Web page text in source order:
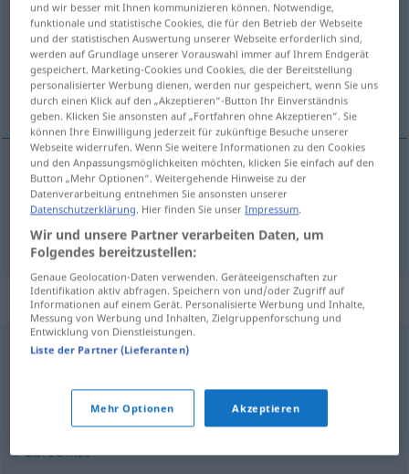
Übersicht aller Übersetzungen
(Für mehr Details die Übersetzung anklicken/antippen)
Leitung, Führung
Leitungf ledelse
Führungf ledelse
Synonyme für "ledelse"
forvaltning
,kontroll,oppsyn
© LibreOffice
und wir besser mit Ihnen kommunizieren können. Notwendige,
funktionale und statistische Cookies, die für den Betrieb der Webseite
und der statistischen Auswertung unserer Webseite erforderlich sind,
werden auf Grundlage unserer Vorauswahl immer auf Ihrem Endgerät
gespeichert. Marketing-Cookies und Cookies, die der Bereitstellung
personalisierter Werbung dienen, werden nur gespeichert, wenn Sie uns
durch einen Klick auf den „Akzeptieren“-Button Ihr Einverständnis
geben. Klicken Sie ansonsten auf „Fortfahren ohne Akzeptieren“. Sie
können Ihre Einwilligung jederzeit für zukünftige Besuche unserer
Webseite widerrufen. Wenn Sie weitere Informationen zu den Cookies
und den Anpassungsmöglichkeiten möchten, klicken Sie einfach auf den
Button „Mehr Optionen“. Weitergehende Hinweise zu der
Datenverarbeitung entnehmen Sie ansonsten unserer
Datenschutzerklärung. Hier finden Sie unserImpressum.
Wir und unsere Partner verarbeiten Daten, um
Folgendes bereitzustellen:
Genaue Geolocation-Daten verwenden. Geräteeigenschaften zur
Identifikation aktiv abfragen. Speichern von und/oder Zugriff auf
Informationen auf einem Gerät. Personalisierte Werbung und Inhalte,
Messung von Werbung und Inhalten, Zielgruppenforschung und
Entwicklung von Dienstleistungen.
Liste der Partner (Lieferanten)
Mehr Optionen Akzeptieren